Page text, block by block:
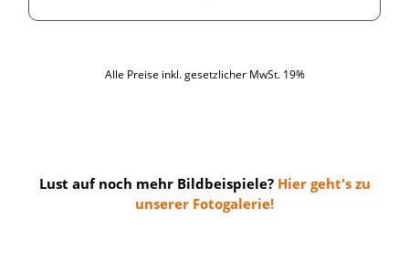
Alle Preise inkl. gesetzlicher MwSt. 19%
Lust auf noch mehr Bildbeispiele? Hier geht's zu
unserer Fotogalerie!